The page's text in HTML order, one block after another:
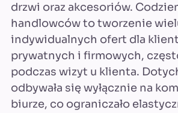
drzwi oraz akcesoriów.
handlowców to tworzenie
indywidualnych ofert dla
prywatnych i firmowych,
podczas wizyt u klienta.
odbywała się wyłącznie na
biurze, co ograniczało